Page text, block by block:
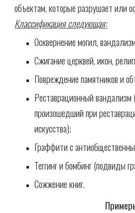
объектам, которые разрушает или
Классификация следующая:
Осквернение могил,
Сжигание церквей, икон,
Повреждение памятников и
Реставрационный
произошедший при
искусства);
Граффити с
Теггинг и бомбинг (подвиды
Сожжение книг.